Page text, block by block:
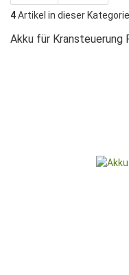
4Artikel in dieser Kategorie
Akku für Kransteuerung